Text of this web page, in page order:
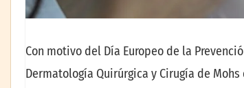
Con motivo del Día Europeo de la
Dermatología Quirúrgica y Cirugía de